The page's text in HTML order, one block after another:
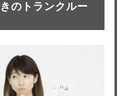
のトランクルー